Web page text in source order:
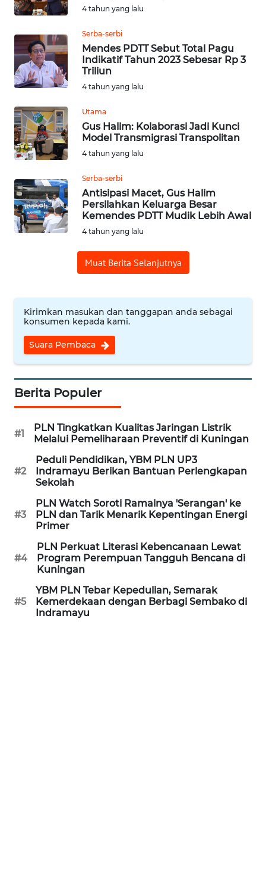
4 tahun yang lalu
Serba-serbi
Mendes PDTT Sebut Total Pagu
Indikatif Tahun 2023 Sebesar Rp 3
Triliun
4 tahun yang lalu
Utama
Gus Halim: Kolaborasi Jadi Kunci
Model Transmigrasi Transpolitan
4 tahun yang lalu
Serba-serbi
Antisipasi Macet, Gus Halim
Persilahkan Keluarga Besar
Kemendes PDTT Mudik Lebih Awal
4 tahun yang lalu
Muat Berita Selanjutnya
Kirimkan masukan dan tanggapan anda sebagai
konsumen kepada kami.
Suara Pembaca
Berita Populer
#1
PLN Tingkatkan Kualitas Jaringan Listrik
Melalui Pemeliharaan Preventif di Kuningan
#2
Peduli Pendidikan, YBM PLN UP3
Indramayu Berikan Bantuan Perlengkapan
Sekolah
#3
PLN Watch Soroti Ramainya 'Serangan' ke
PLN dan Tarik Menarik Kepentingan Energi
Primer
#4
PLN Perkuat Literasi Kebencanaan Lewat
Program Perempuan Tangguh Bencana di
Kuningan
#5
YBM PLN Tebar Kepedulian, Semarak
Kemerdekaan dengan Berbagi Sembako di
Indramayu
WN
WN
PADANG
LAWAS
WN
SUMEDANG
WN
WN
KEPULAUAN
SERIBU
WN
BINJAI
WN
CIREBON
WN
INDRAMAYU
WN
WN
WN
WN
SUKABUMI
WN